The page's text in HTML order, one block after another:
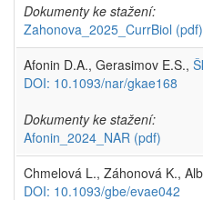
Dokumenty ke stažení:
Zahonova_2025_CurrBiol (pdf)
Afonin D.A., Gerasimov E.S.,
DOI: 10.1093/nar/gkae168
Dokumenty ke stažení:
Afonin_2024_NAR (pdf)
Chmelová L., Záhonová K.,
DOI: 10.1093/gbe/evae042